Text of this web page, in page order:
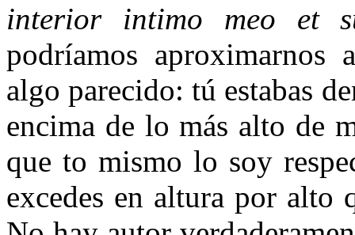
interior intimo meo et
podríamos
algo parecido: tú estabas
encima de lo más alto de
que to mismo lo soy
excedes en altura por alto